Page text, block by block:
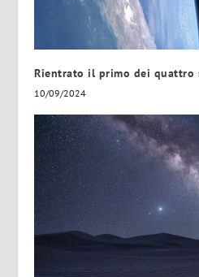
Rientrato il primo dei quattro
10/09/2024